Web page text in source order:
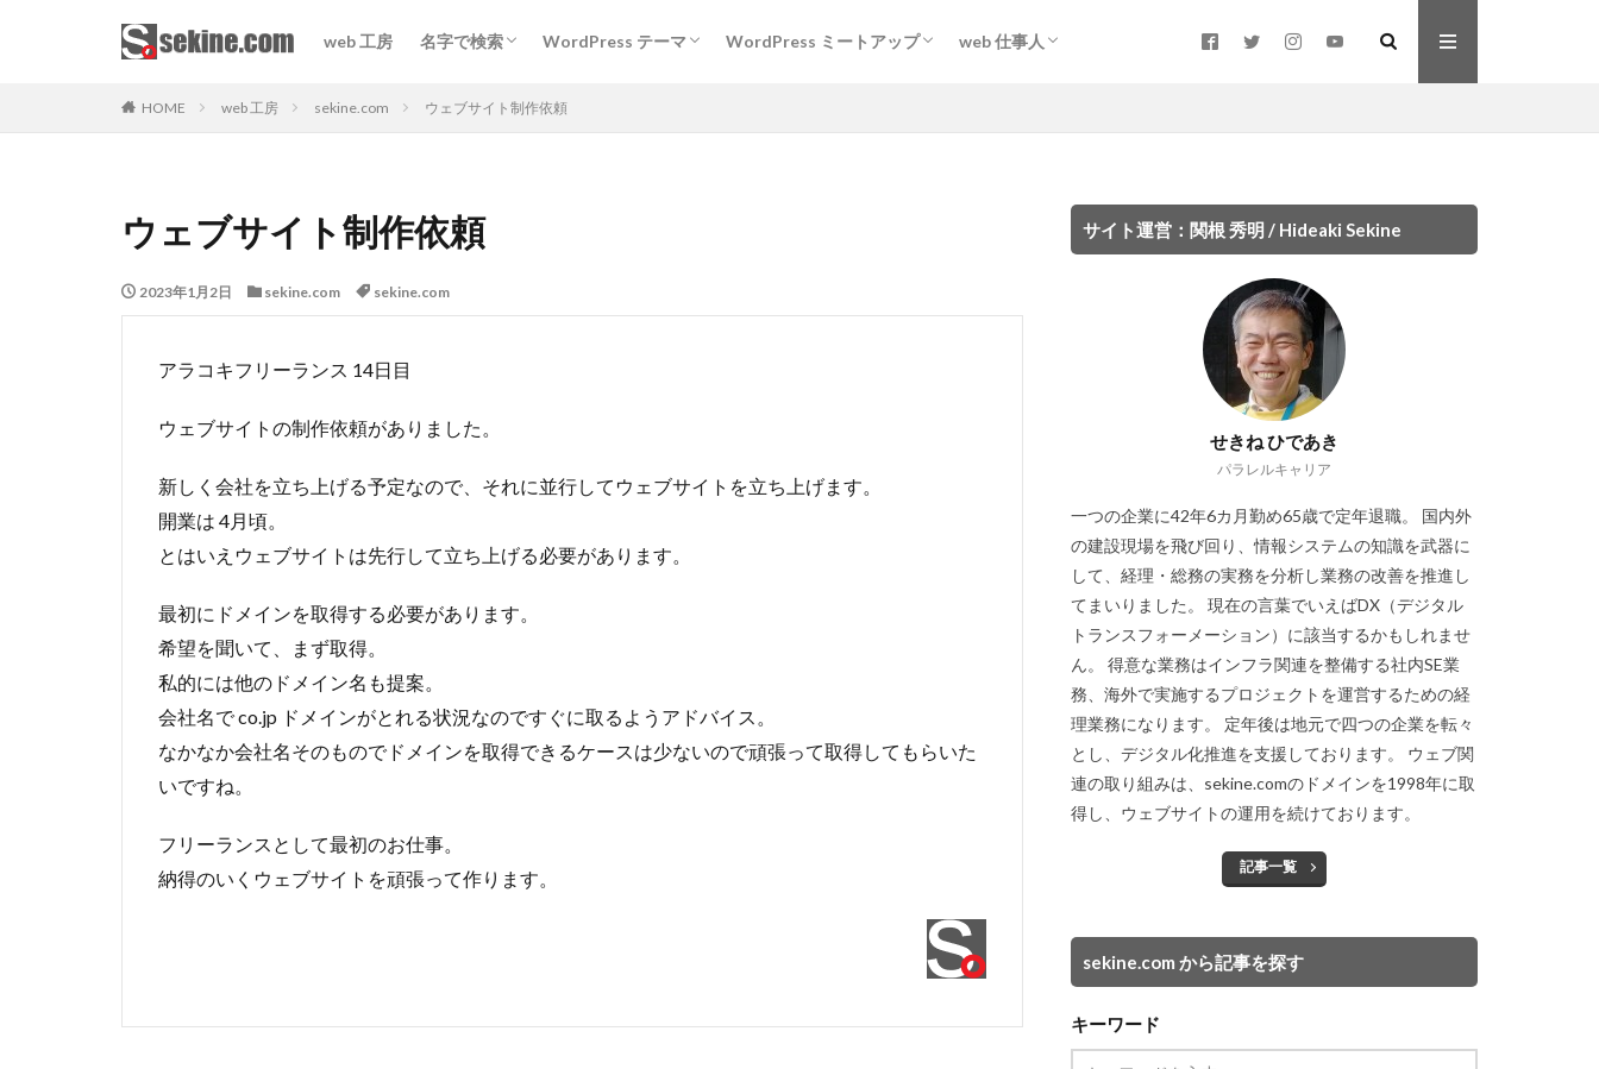
web 工房 名字で検索 WordPress テーマ WordPress ミートアップ web 仕事人
HOME web 工房 sekine.com ウェブサイト制作依頼
ウェブサイト制作依頼
2023年1月2日 sekine.com sekine.com
アラコキフリーランス 14日目
ウェブサイトの制作依頼がありました。
新しく会社を立ち上げる予定なので、それに並行してウェブサイトを立ち上げます。
開業は 4月頃。
とはいえウェブサイトは先行して立ち上げる必要があります。
最初にドメインを取得する必要があります。
希望を聞いて、まず取得。
私的には他のドメイン名も提案。
会社名で co.jp ドメインがとれる状況なのですぐに取るようアドバイス。
なかなか会社名そのものでドメインを取得できるケースは少ないので頑張って取得してもらいた
いですね。
フリーランスとして最初のお仕事。
納得のいくウェブサイトを頑張って作ります。
サイト運営：関根 秀明 / Hideaki Sekine
せきね ひであき
パラレルキャリア
一つの企業に42年6カ月勤め65歳で定年退職。 国内外
の建設現場を飛び回り、情報システムの知識を武器に
して、経理・総務の実務を分析し業務の改善を推進し
てまいりました。 現在の言葉でいえばDX（デジタル
トランスフォーメーション）に該当するかもしれませ
ん。 得意な業務はインフラ関連を整備する社内SE業
務、海外で実施するプロジェクトを運営するための経
理業務になります。 定年後は地元で四つの企業を転々
とし、デジタル化推進を支援しております。 ウェブ関
連の取り組みは、sekine.comのドメインを1998年に取
得し、ウェブサイトの運用を続けております。
記事一覧
sekine.com から記事を探す
キーワード